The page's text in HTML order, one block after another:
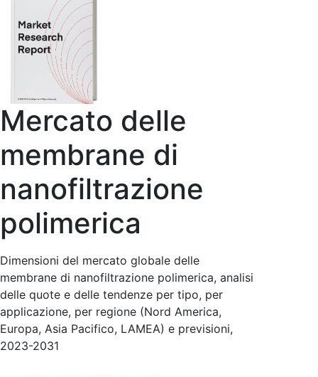
Mercato delle
membrane di
nanofiltrazione
polimerica
Dimensioni del mercato globale delle
membrane di nanofiltrazione polimerica, analisi
delle quote e delle tendenze per tipo, per
applicazione, per regione (Nord America,
Europa, Asia Pacifico, LAMEA) e previsioni,
2023-2031